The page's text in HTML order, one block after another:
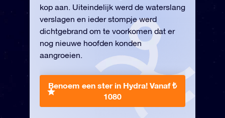
kop aan. Uiteindelijk werd de waterslang
verslagen en ieder stompje werd
dichtgebrand om te voorkomen dat er
nog nieuwe hoofden konden
aangroeien.
Benoem een ster in Hydra! Vanaf ₺
1080